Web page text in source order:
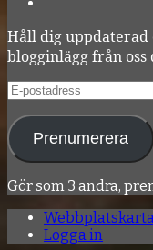
Håll dig
blogginlägg från
E-
Prenumerera
Gör som 3 andra,
Logga in